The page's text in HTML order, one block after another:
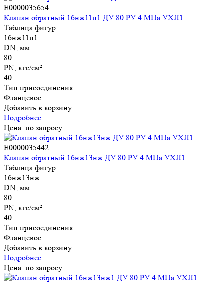
E0000035654
Клапан обратный 16нж11п1 ДУ 80 РУ 4 МПа УХЛ1
Таблица фигур:
16нж11п1
DN, мм:
80
PN, кгс/см²:
40
Тип присоединения:
Фланцевое
Добавить в корзину
Подробнее
Цена: по запросу
E0000035442
Клапан обратный 16нж13нж ДУ 80 РУ 4 МПа УХЛ1
Таблица фигур:
16нж13нж
DN, мм:
80
PN, кгс/см²:
40
Тип присоединения:
Фланцевое
Добавить в корзину
Подробнее
Цена: по запросу